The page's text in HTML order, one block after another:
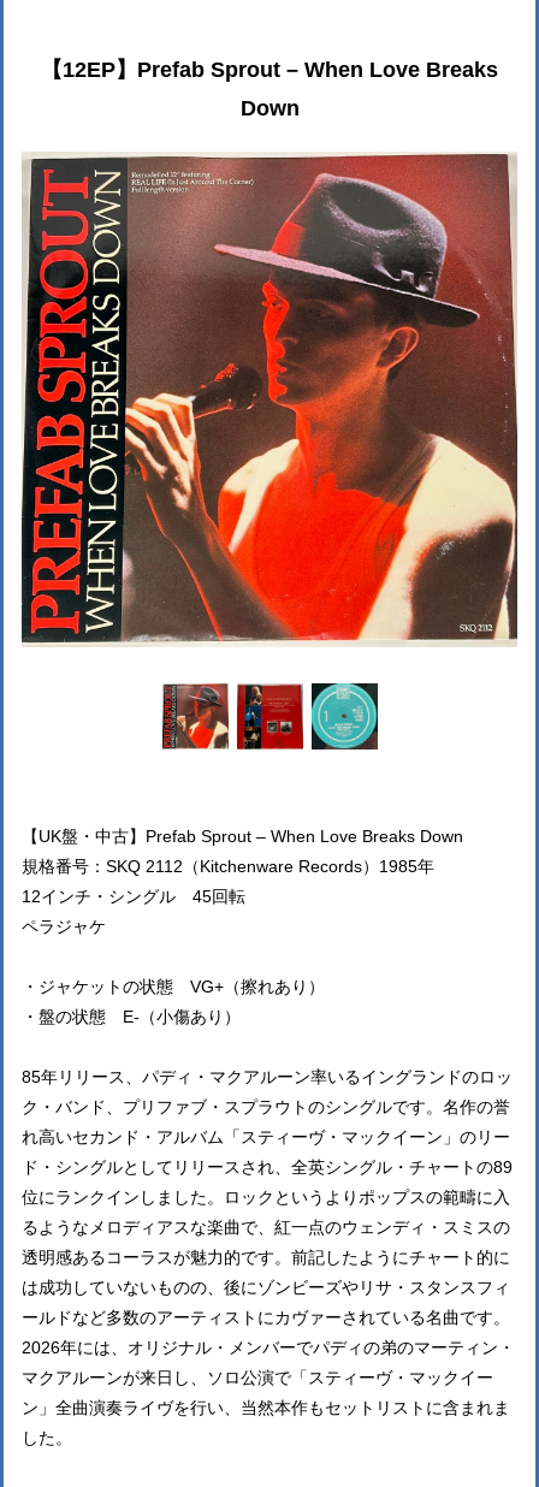
【12EP】Prefab Sprout – When Love Breaks
Down
【UK盤・中古】Prefab Sprout – When Love Breaks Down
規格番号：SKQ 2112（Kitchenware Records）1985年
12インチ・シングル 45回転
ペラジャケ
・ジャケットの状態 VG+（擦れあり）
・盤の状態 E-（小傷あり）
85年リリース、パディ・マクアルーン率いるイングランドのロッ
ク・バンド、プリファブ・スプラウトのシングルです。名作の誉
れ高いセカンド・アルバム「スティーヴ・マックイーン」のリー
ド・シングルとしてリリースされ、全英シングル・チャートの89
位にランクインしました。ロックというよりポップスの範疇に入
るようなメロディアスな楽曲で、紅一点のウェンディ・スミスの
透明感あるコーラスが魅力的です。前記したようにチャート的に
は成功していないものの、後にゾンビーズやリサ・スタンスフィ
ールドなど多数のアーティストにカヴァーされている名曲です。
2026年には、オリジナル・メンバーでパディの弟のマーティン・
マクアルーンが来日し、ソロ公演で「スティーヴ・マックイー
ン」全曲演奏ライヴを行い、当然本作もセットリストに含まれま
した。